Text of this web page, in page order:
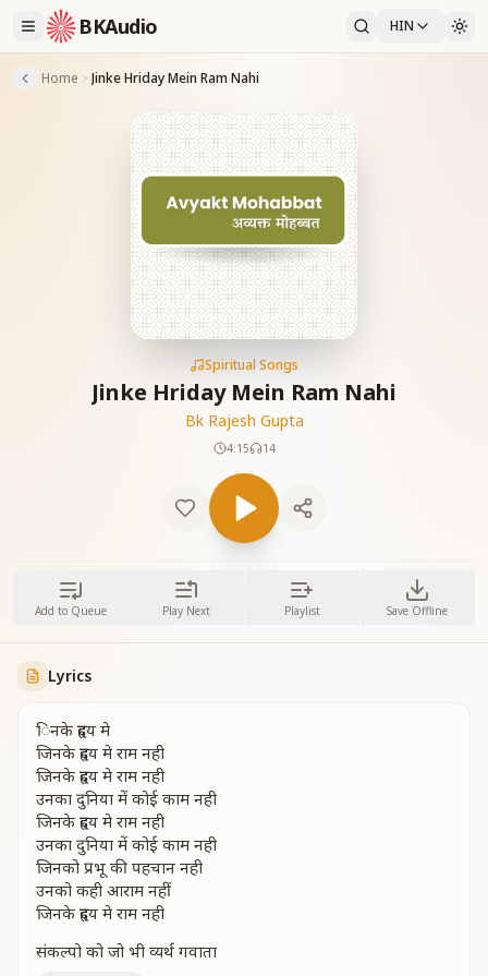
BKAudio HIN
Home Jinke Hriday Mein Ram Nahi
Spiritual Songs
Jinke Hriday Mein Ram Nahi
Bk Rajesh Gupta
4:15 14
Add to Queue Play Next Playlist Save Offline
Lyrics
िनके हृदय मे
जिनके हृदय मे राम नही
जिनके हृदय मे राम नही
उनका दुनिया में कोई काम नही
जिनके हृदय मे राम नही
उनका दुनिया में कोई काम नही
जिनको प्रभू की पहचान नही
उनको कही आराम नहीं
जिनके हृदय मे राम नही
संकल्पो को जो भी व्यर्थ गवाता